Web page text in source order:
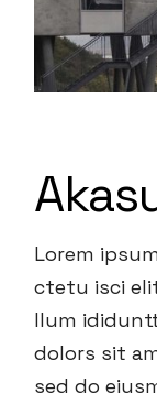
Lorem
ctetu isci
llum
dolors sit
sed do